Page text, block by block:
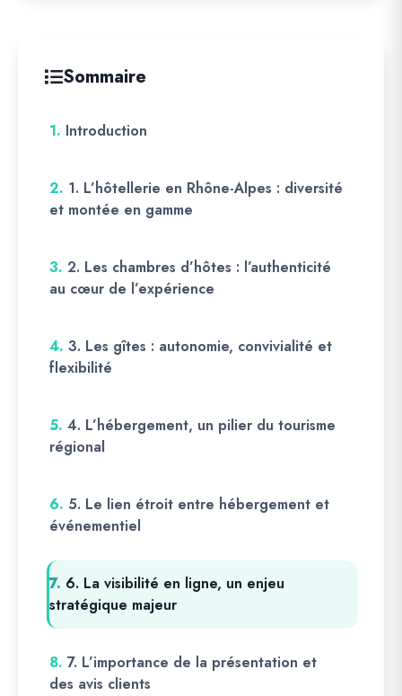
Sommaire
1. Introduction
2. 1. L’hôtellerie en Rhône-Alpes : diversité
et montée en gamme
3. 2. Les chambres d’hôtes : l’authenticité
au cœur de l’expérience
4. 3. Les gîtes : autonomie, convivialité et
flexibilité
5. 4. L’hébergement, un pilier du tourisme
régional
6. 5. Le lien étroit entre hébergement et
événementiel
7. 6. La visibilité en ligne, un enjeu
stratégique majeur
8. 7. L’importance de la présentation et
des avis clients